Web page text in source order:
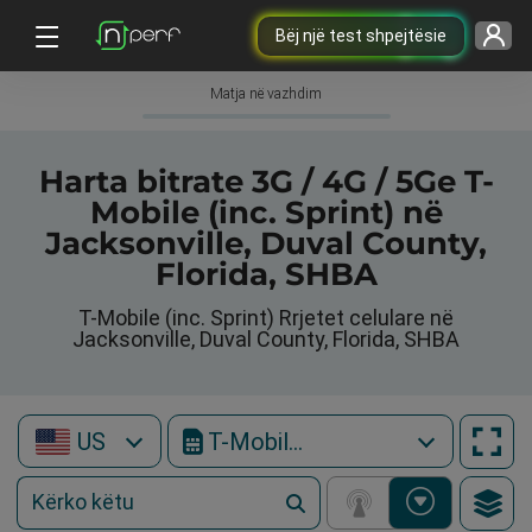
Bëj një test shpejtësie
Matja në vazhdim
Harta bitrate 3G / 4G / 5Ge T-
Mobile (inc. Sprint) në
Jacksonville, Duval County,
Florida, SHBA
T-Mobile (inc. Sprint) Rrjetet celulare në
Jacksonville, Duval County, Florida, SHBA
US T-Mobile (inc. Sprint)